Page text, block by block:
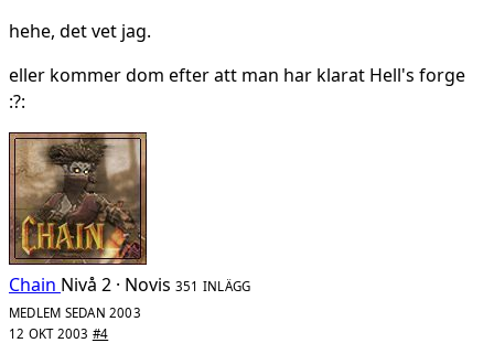
hehe, det vet jag.
eller kommer dom efter att man har klarat Hell's forge
:?:
Chain Nivå 2 · Novis 351 INLÄGG
MEDLEM SEDAN 2003
12 OKT 2003 #4